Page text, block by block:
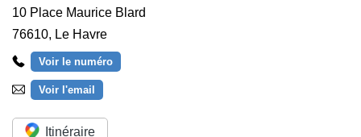
10 Place Maurice Blard
76610, Le Havre
Voir le numéro
Voir l'email
Itinéraire